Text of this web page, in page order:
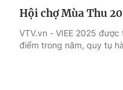
Hội chợ Mùa Thu
VTV.vn - VIEE 2025
điểm trong năm, quy tụ